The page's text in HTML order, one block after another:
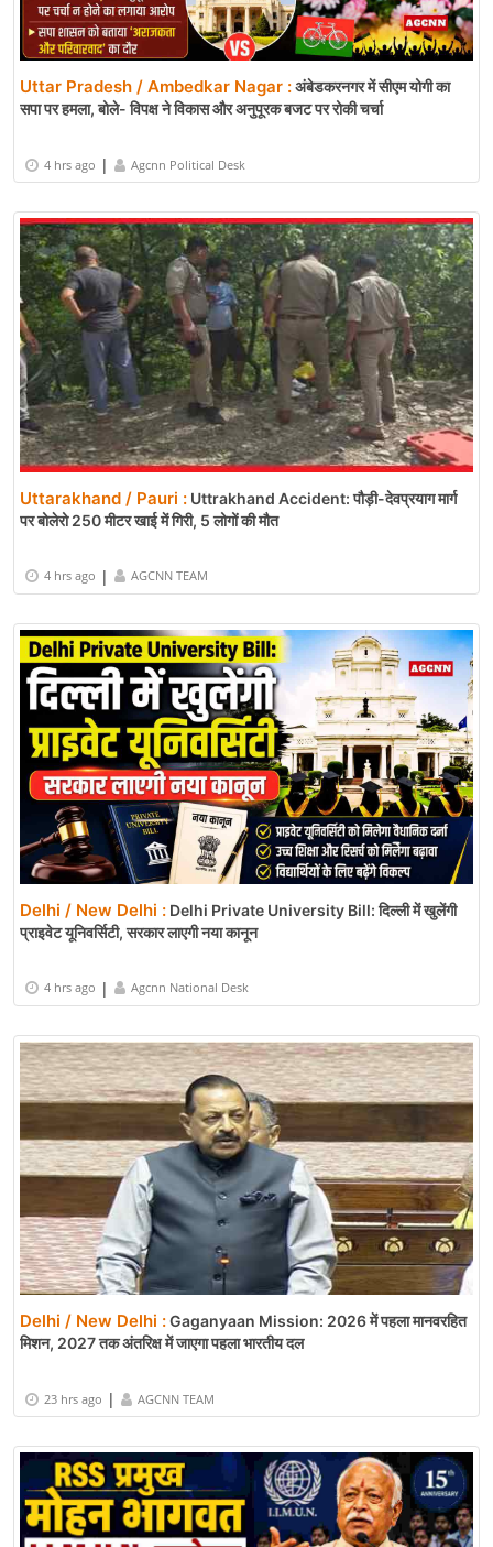
Uttar Pradesh / Ambedkar Nagar :अंबेडकरनगर में सीएम योगी का
सपा पर हमला, बोले- विपक्ष ने विकास और अनुपूरक बजट पर रोकी चर्चा
4 hrs ago | Agcnn Political Desk
Uttarakhand / Pauri : Uttrakhand Accident: पौड़ी-देवप्रयाग मार्ग
पर बोलेरो 250 मीटर खाई में गिरी, 5 लोगों की मौत
4 hrs ago | AGCNN TEAM
Delhi / New Delhi : Delhi Private University Bill: दिल्ली में खुलेंगी
प्राइवेट यूनिवर्सिटी, सरकार लाएगी नया कानून
4 hrs ago | Agcnn National Desk
Delhi / New Delhi :Gaganyaan Mission: 2026 में पहला मानवरहित
मिशन, 2027 तक अंतरिक्ष में जाएगा पहला भारतीय दल
23 hrs ago | AGCNN TEAM